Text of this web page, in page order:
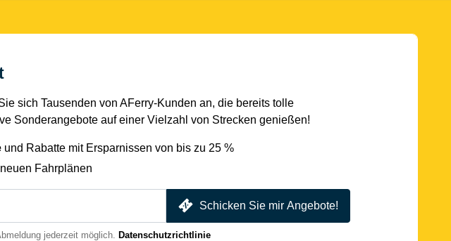
sich Tausenden von AFerry-Kunden an, die bereits tolle
Sonderangebote auf einer Vielzahl von Strecken genießen!
und Rabatte mit Ersparnissen von bis zu 25 %
Fahrplänen
Schicken Sie mir Angebote!
jederzeit möglich. Datenschutzrichtlinie